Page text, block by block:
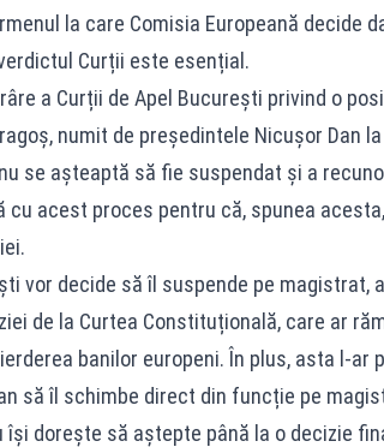
la care Comisia Europeană decide
Curții este esențial.
a Curții de Apel București privind o
numit de președintele Nicușor Dan
se așteaptă să fie suspendat și a
acest proces pentru că, spunea
vor decide să îl suspende pe magistrat,
de la Curtea Constituțională, care ar
banilor europeni. În plus, asta l-ar
să îl schimbe direct din funcție pe
dorește să aștepte până la o decizie